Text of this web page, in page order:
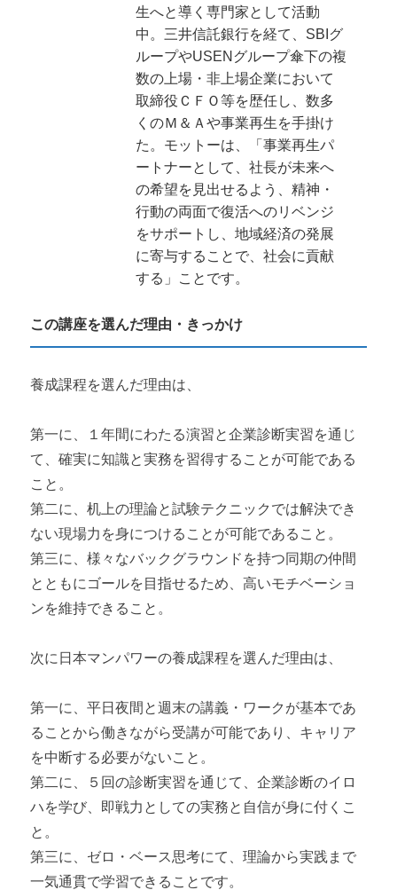
生へと導く専門家として活動
中。三井信託銀行を経て、SBIグ
ループやUSENグループ傘下の複
数の上場・非上場企業において
取締役ＣＦＯ等を歴任し、数多
くのＭ＆Ａや事業再生を手掛け
た。モットーは、「事業再生パ
ートナーとして、社長が未来へ
の希望を見出せるよう、精神・
行動の両面で復活へのリベンジ
をサポートし、地域経済の発展
に寄与することで、社会に貢献
する」ことです。
この講座を選んだ理由・きっかけ
養成課程を選んだ理由は、
第一に、１年間にわたる演習と企業診断実習を通じ
て、確実に知識と実務を習得することが可能である
こと。
第二に、机上の理論と試験テクニックでは解決でき
ない現場力を身につけることが可能であること。
第三に、様々なバックグラウンドを持つ同期の仲間
とともにゴールを目指せるため、高いモチベーショ
ンを維持できること。
次に日本マンパワーの養成課程を選んだ理由は、
第一に、平日夜間と週末の講義・ワークが基本であ
ることから働きながら受講が可能であり、キャリア
を中断する必要がないこと。
第二に、５回の診断実習を通じて、企業診断のイロ
ハを学び、即戦力としての実務と自信が身に付くこ
と。
第三に、ゼロ・ベース思考にて、理論から実践まで
一気通貫で学習できることです。